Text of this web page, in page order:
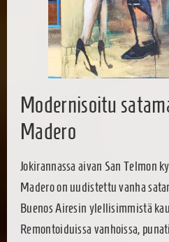
Modernisoitu
Madero
Jokirannassa aivan San Telmon
Madero on uudistettu vanha
Buenos Airesin ylellisimmistä
Remontoiduissa vanhoissa,